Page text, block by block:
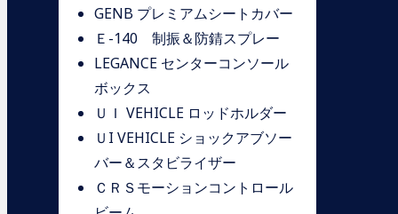
GENB プレミアムシートカバー
Ｅ-140 制振＆防錆スプレー
LEGANCE センターコンソール
ボックス
ＵＩ VEHICLE ロッドホルダー
ＵI VEHICLE ショックアブソー
バー＆スタビライザー
ＣＲＳモーションコントロール